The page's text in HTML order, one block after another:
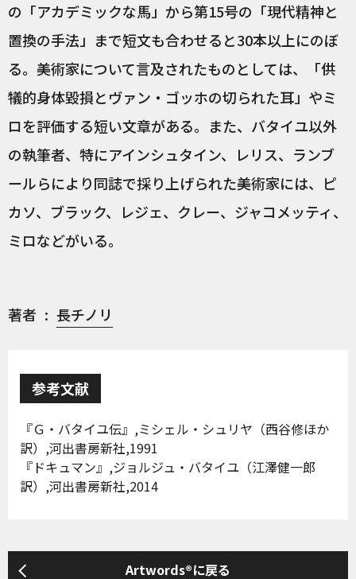
の「アカデミックな馬」から第15号の「現代精神と
置換の手法」まで短文も合わせると30本以上にのぼ
る。美術家について言及されたものとしては、「供
犠的身体毀損とヴァン・ゴッホの切られた耳」やミ
ロを評価する短い文章がある。また、バタイユ以外
の執筆者、特にアインシュタイン、レリス、ランブ
ールらにより同誌で採り上げられた美術家には、ピ
カソ、ブラック、レジェ、クレー、ジャコメッティ、
ミロなどがいる。
著者 長チノリ
参考文献
『Ｇ・バタイユ伝』,ミシェル・シュリヤ（西谷修ほか
訳）,河出書房新社,1991
『ドキュマン』,ジョルジュ・バタイユ（江澤健一郎
訳）,河出書房新社,2014
Artwords®に戻る